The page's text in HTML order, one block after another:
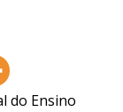
do Ensino